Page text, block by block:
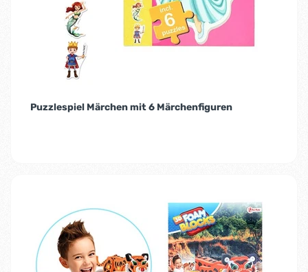
Puzzlespiel Märchen mit 6 Märchenfiguren